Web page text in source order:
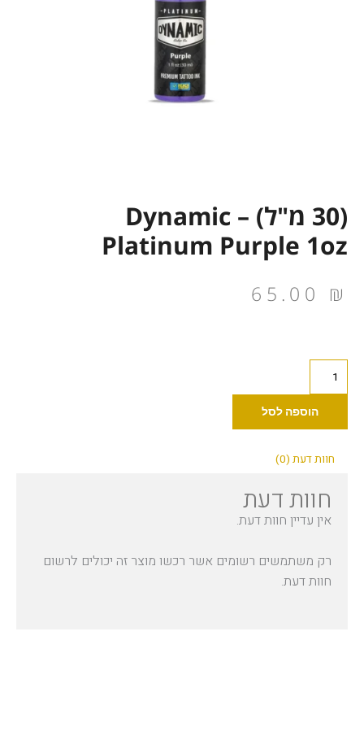
(30 מ"ל) Dynamic –
Platinum Purple 1oz
65.00 ₪
מ"ל)
Platinum
Purple
הוספה לסל
חוות דעת (0)
חוות דעת
אין עדיין חוות דעת.
רק משתמשים רשומים אשר רכשו מוצר זה יכולים לרשום
חוות דעת.